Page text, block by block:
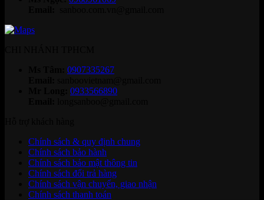
0907335267
0933566890
Chính sách & quy định chung
Chính sách bảo hành
Chính sách bảo mật thông tin
Chính sách đổi trả hàng
Chính sách vận chuyển, giao nhận
Chính sách thanh toán